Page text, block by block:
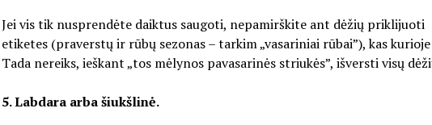
Jei vis tik nusprendėte daiktus saugoti, nepamirškite ant dėžių priklijuoti
etiketes (praverstų ir rūbų sezonas – tarkim „vasariniai rūbai”), kas
Tada nereiks, ieškant „tos mėlynos pavasarinės striukės”, išversti visų
5. Labdara arba šiukšlinė.